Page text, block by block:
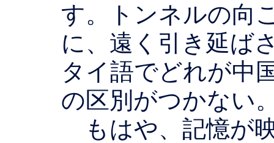
す。トンネルの向
に、遠く引き延ば
タイ語でどれが中
の区別がつかない
もはや、記憶が